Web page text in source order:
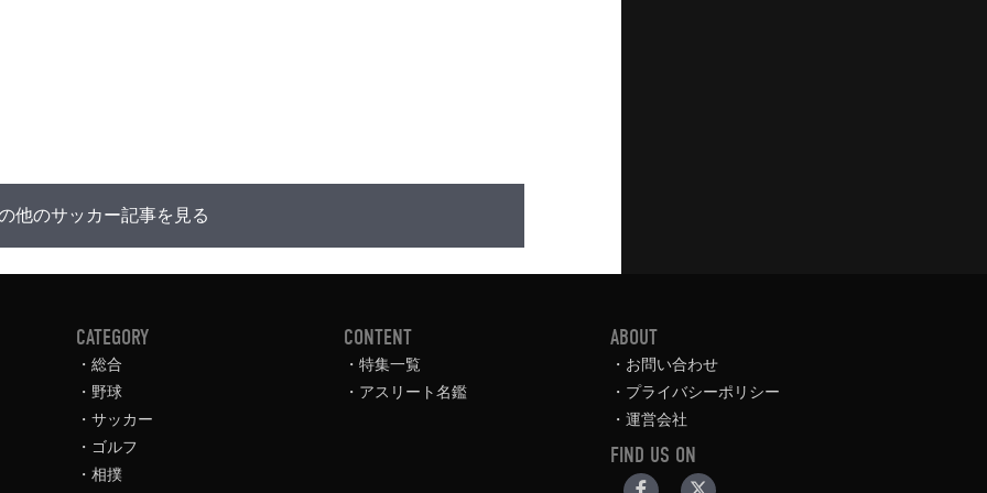
他のサッカー記事を見る
CATEGORY
総合
野球
サッカー
ゴルフ
相撲
CONTENT
特集一覧
アスリート名鑑
ABOUT
お問い合わせ
プライバシーポリシー
運営会社
FIND US ON